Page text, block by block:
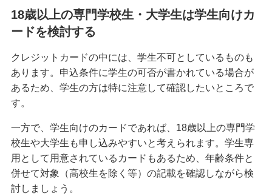
クレジットカードが作れない原因とは？審査に落
ちた場合の対処法や代替カードを紹介
クレジットカードの3Dセキュアとは？決済方法、
導入のメリットや注意点を解説
メリット・デメリット等を解説
クレジットカードの残高不足は1回目でも信用情報
に影響する？対処法やリスクを解説
18歳以上の専門学校生・大学生は学生向けカ
ードを検討する
クレジットカードの中には、学生不可としているものも
あります。申込条件に学生の可否が書かれている場合が
あるため、学生の方は特に注意して確認したいところで
す。
一方で、学生向けのカードであれば、18歳以上の専門学
校生や大学生も申し込みやすいと考えられます。学生専
用として用意されているカードもあるため、年齢条件と
併せて対象（高校生を除く等）の記載を確認しながら検
討しましょう。